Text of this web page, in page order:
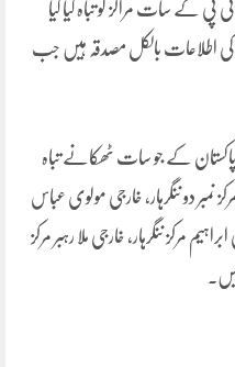
پی کے سات مراکز کو تباہ کیا گیا
کی اطلاعات بالکل مصدقہ ہیں جب
کے جو سات ٹھکانے تباہ
نمبر دو ننگرہار، خارجی مولوی عباس
مرکز ننگرہار، خارجی ملا رہبر مرکز